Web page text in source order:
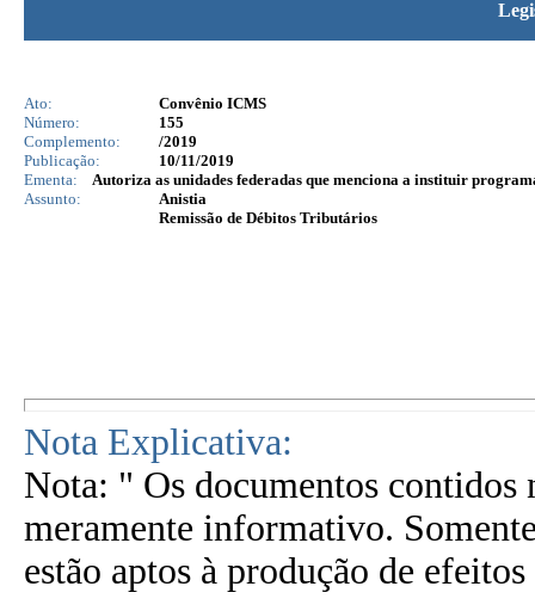
Ato:
Convênio ICMS
Número:
155
Complemento:
/2019
Publicação:
10/11/2019
Ementa:
Autoriza as unidades federadas que menciona a instituir
Assunto:
Anistia
Remissão de Débitos Tributários
Nota Explicativa:
Nota: " Os documentos contidos
meramente informativo.
estão aptos à produção de